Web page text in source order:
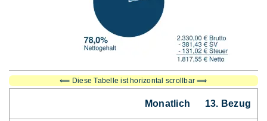
⟸ Diese Tabelle ist horizontal scrollbar ⟹
Monatlich 13. Bezug